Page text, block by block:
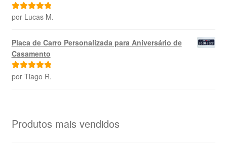
Avaliação5
por Lucas M.
Placa de Carro Personalizada para Aniversário de
Casamento
Avaliação5
por Tiago R.
Produtos mais vendidos